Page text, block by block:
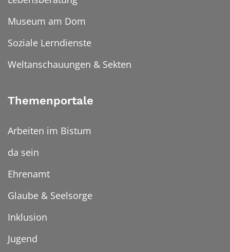
Museum am Dom
Soziale Lerndienste
Weltanschauungen & Sekten
Themenportale
Arbeiten im Bistum
da sein
Ehrenamt
Glaube & Seelsorge
Inklusion
Jugend